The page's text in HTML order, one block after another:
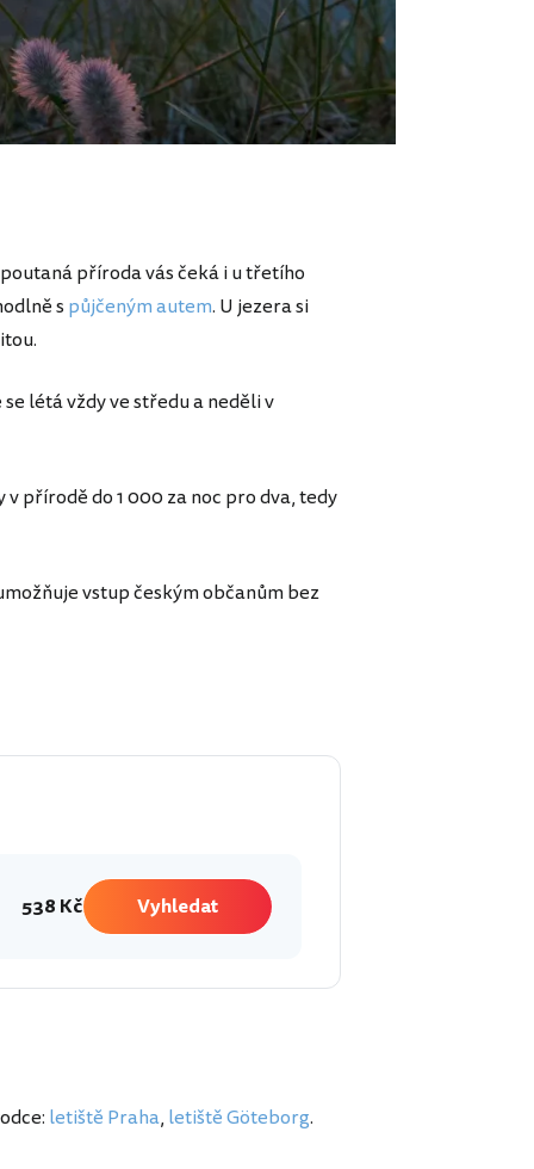
příroda vás čeká i u třetího
s půjčeným autem. U jezera si
létá vždy ve středu a neděli v
přírodě do 1 000 za noc pro dva, tedy
vstup českým občanům bez
538 Kč Vyhledat
letiště Praha, letiště Göteborg.